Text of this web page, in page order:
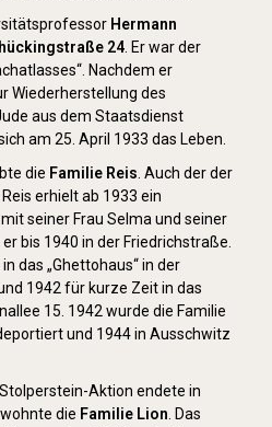
Hermann
24 . Er war der
Nachdem er
Wiederherstellung des
aus dem Staatsdienst
am 25. April 1933 das Leben.
die Familie Reis . Auch der der
erhielt ab 1933 ein
seiner Frau Selma und seiner
bis 1940 in der Friedrichstraße.
das „Ghettohaus“ in der
1942 für kurze Zeit in das
15. 1942 wurde die Familie
und 1944 in Ausschwitz
Aktion endete in
wohnte die Familie Lion . Das